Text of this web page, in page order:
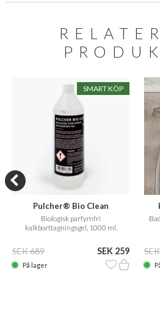
SMART KÖP
Pulcher® Bio Clean
Biologisk parfymfri
kalkborttagningsgel, 1000 ml.
SEK 689 SEK 259
På lager